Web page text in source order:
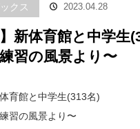
クス 2023.04.28
】新体育館と中学生
習の風景より〜
育館と中学生(313名)
習の風景より〜